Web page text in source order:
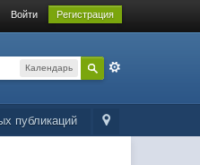
Войти Регистрация
Календарь
публикаций